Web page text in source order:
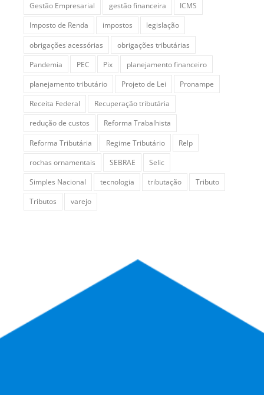
Gestão Empresarial
gestão financeira
ICMS
Imposto de Renda
impostos
legislação
obrigações acessórias
obrigações tributárias
Pandemia
PEC Pix
planejamento financeiro
planejamento tributário
Projeto de Lei
Pronampe
Receita Federal
Recuperação tributária
redução de custos
Reforma Trabalhista
Reforma Tributária
Regime Tributário
Relp
rochas ornamentais
SEBRAE
Selic
Simples Nacional
tecnologia tributação
Tributo
Tributos
varejo